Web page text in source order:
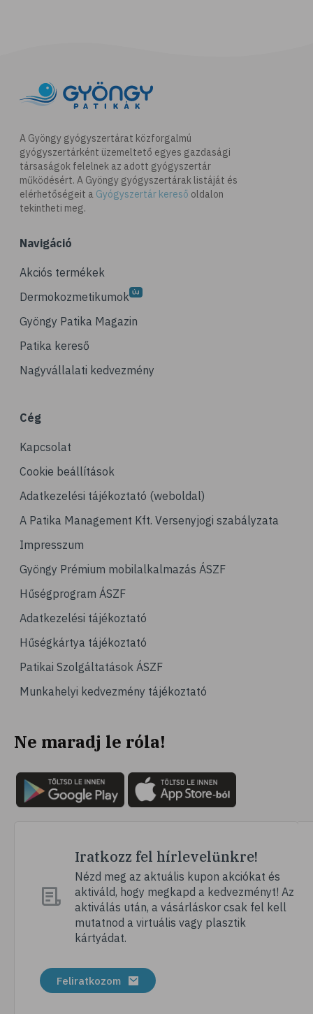
# vas
# folsav
# B-vitamin
# magnézium
# quinoa
# kuszkusz
# gabona
# kenyér
# fogyókúra
# reformköret
# recept
# egészséges étrend
# hajdina
A Gyöngy gyógyszertárat közforgalmú
gyógyszertárként üzemeltető egyes gazdasági
társaságok felelnek az adott gyógyszertár
működésért. A Gyöngy gyógyszertárak listáját és
elérhetőségeit a Gyógyszertár kereső oldalon
tekintheti meg.
Navigáció
Akciós termékek
Dermokozmetikumok
Gyöngy Patika Magazin
Patika kereső
Nagyvállalati kedvezmény
Cég
Kapcsolat
Cookie beállítások
Adatkezelési tájékoztató (weboldal)
A Patika Management Kft. Versenyjogi szabályzata
Impresszum
Gyöngy Prémium mobilalkalmazás ÁSZF
Hűségprogram ÁSZF
Adatkezelési tájékoztató
Hűségkártya tájékoztató
Patikai Szolgáltatások ÁSZF
Munkahelyi kedvezmény tájékoztató
Ne maradj le róla!
Iratkozz fel hírlevelünkre!
Nézd meg az aktuális kupon akciókat és
aktiváld, hogy megkapd a kedvezményt! Az
aktiválás után, a vásárláskor csak fel kell
mutatnod a virtuális vagy plasztik
kártyádat.
Feliratkozom